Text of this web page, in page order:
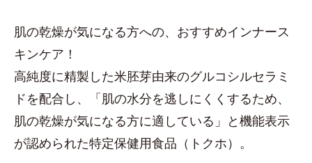
肌の乾燥が気になる方への、おすすめインナース
キンケア！
高純度に精製した米胚芽由来のグルコシルセラミ
ドを配合し、「肌の水分を逃しにくくするため、
肌の乾燥が気になる方に適している」と機能表示
が認められた特定保健用食品（トクホ）。